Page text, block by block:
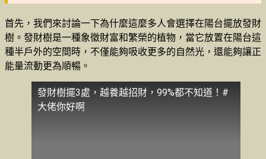
首先，我們來討論一下為什麼這麼多人會選擇在陽台擺放發財
樹。發財樹是一種象徵財富和繁榮的植物，當它放置在陽台這
種半戶外的空間時，不僅能夠吸收更多的自然光，還能夠讓正
能量流動更為順暢。
發財樹擺3處，越養越招財，99%都不知道！#
大佬你好啊